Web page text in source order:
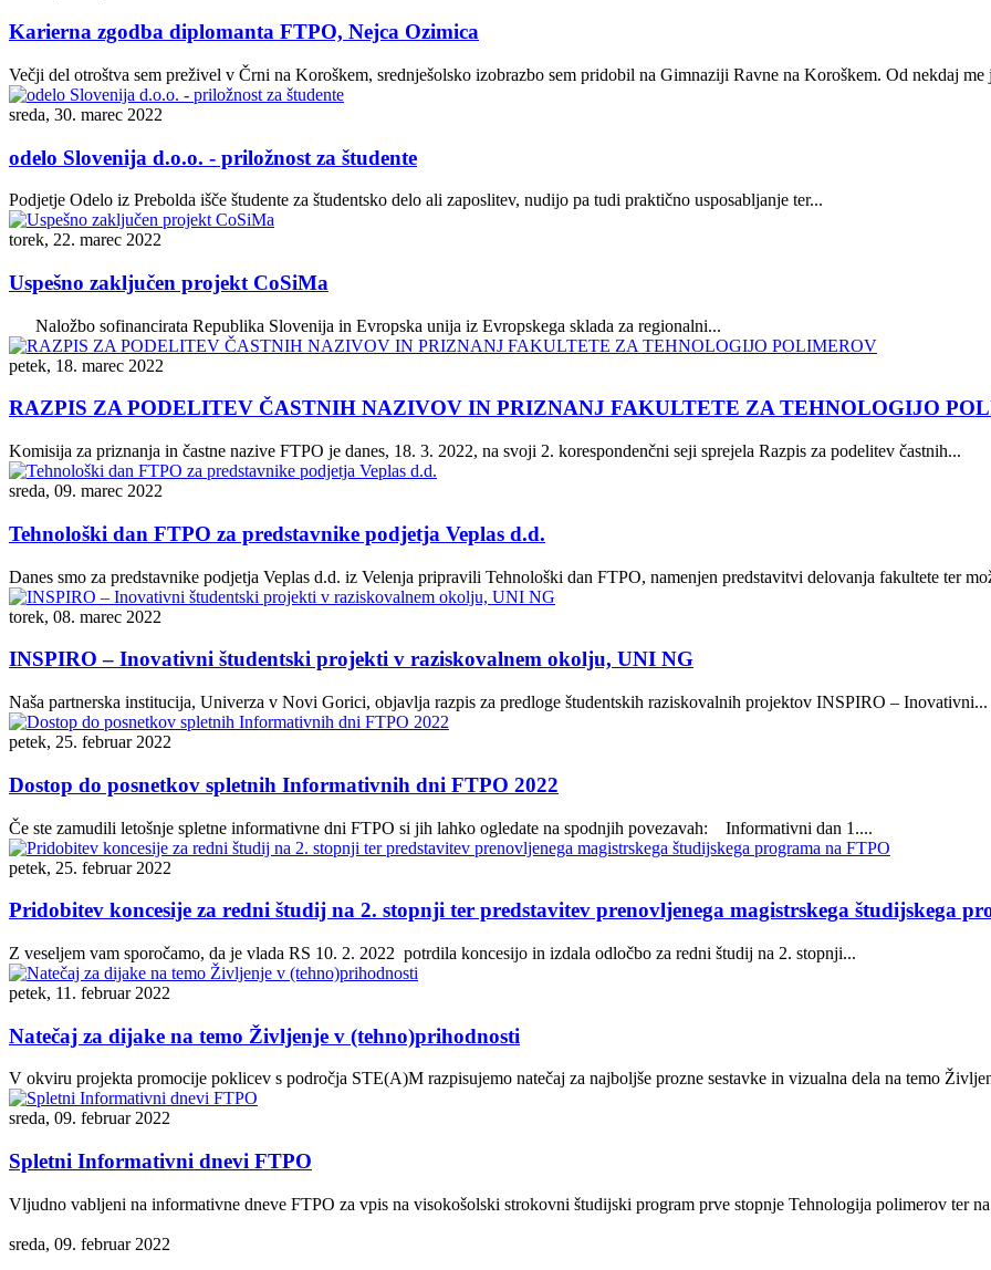
Karierna zgodba diplomanta FTPO, Nejca Ozimica
Večji del otroštva sem preživel v Črni na Koroškem, srednješolsko izobrazbo sem pridobil na Gimnaziji Ravne na Koroškem. Od nekdaj me
sreda, 30. marec 2022
odelo Slovenija d.o.o. - priložnost za študente
Podjetje Odelo iz Prebolda išče študente za študentsko delo ali zaposlitev, nudijo pa tudi praktično usposabljanje ter...
torek, 22. marec 2022
Uspešno zaključen projekt CoSiMa
Naložbo sofinancirata Republika Slovenija in Evropska unija iz Evropskega sklada za regionalni...
petek, 18. marec 2022
RAZPIS ZA PODELITEV ČASTNIH NAZIVOV IN PRIZNANJ FAKULTETE ZA TEHNOLOGIJO
Komisija za priznanja in častne nazive FTPO je danes, 18. 3. 2022, na svoji 2. korespondenčni seji sprejela Razpis za podelitev častnih...
sreda, 09. marec 2022
Tehnološki dan FTPO za predstavnike podjetja Veplas d.d.
Danes smo za predstavnike podjetja Veplas d.d. iz Velenja pripravili Tehnološki dan FTPO, namenjen predstavitvi delovanja fakultete ter
torek, 08. marec 2022
INSPIRO – Inovativni študentski projekti v raziskovalnem okolju, UNI NG
Naša partnerska institucija, Univerza v Novi Gorici, objavlja razpis za predloge študentskih raziskovalnih projektov INSPIRO – Inovativni...
petek, 25. februar 2022
Dostop do posnetkov spletnih Informativnih dni FTPO 2022
Če ste zamudili letošnje spletne informativne dni FTPO si jih lahko ogledate na spodnjih povezavah: Informativni dan 1....
petek, 25. februar 2022
Pridobitev koncesije za redni študij na 2. stopnji ter predstavitev prenovljenega magistrskega študijskega
Z veseljem vam sporočamo, da je vlada RS 10. 2. 2022 potrdila koncesijo in izdala odločbo za redni študij na 2. stopnji...
petek, 11. februar 2022
Natečaj za dijake na temo Življenje v (tehno)prihodnosti
V okviru projekta promocije poklicev s področja STE(A)M razpisujemo natečaj za najboljše prozne sestavke in vizualna dela na temo
sreda, 09. februar 2022
Spletni Informativni dnevi FTPO
Vljudno vabljeni na informativne dneve FTPO za vpis na visokošolski strokovni študijski program prve stopnje Tehnologija polimerov ter
sreda, 09. februar 2022